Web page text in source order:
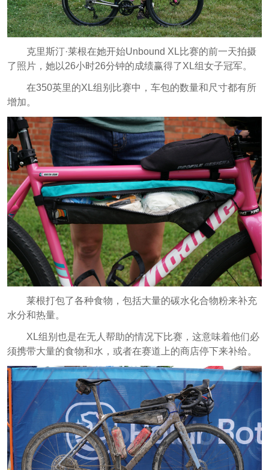
克里斯汀·莱根在她开始Unbound XL比赛的前一天拍摄
了照片，她以26小时26分钟的成绩赢得了XL组女子冠军。
在350英里的XL组别比赛中，车包的数量和尺寸都有所
增加。
莱根打包了各种食物，包括大量的碳水化合物粉来补充
水分和热量。
XL组别也是在无人帮助的情况下比赛，这意味着他们必
须携带大量的食物和水，或者在赛道上的商店停下来补给。